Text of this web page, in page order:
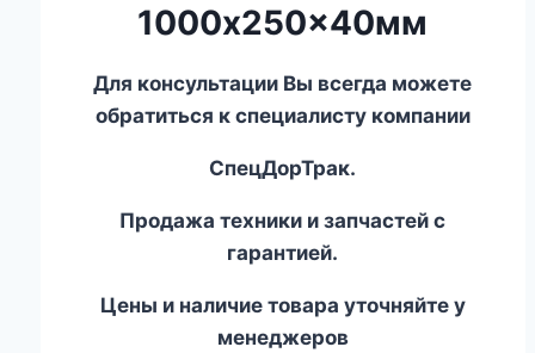
1000x250x40мм
Для консультации Вы всегда можете
обратиться к специалисту компании
СпецДорТрак.
Продажа техники и запчастей с
гарантией.
Цены и наличие товара уточняйте у
менеджеров